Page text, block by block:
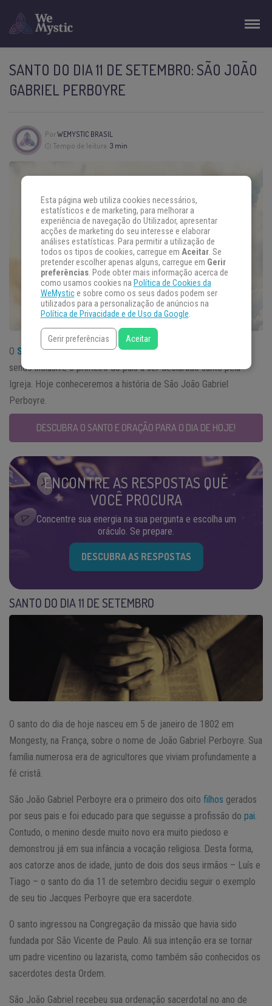
SANTO DO DIA 11 DE SETEMBRO: SÃO JOÃO
GABRIEL PERBOYRE
PorWEMYSTIC BRASIL
Tempo de leitura: 3 min
O Santo do Dia11 de setembro foi um missionário na China,
sendo inclusive o primeiro do país a ser declarado santo pela
Igreja. Hoje conheceremos a história de São João Gabriel
Perboyre.
DESCUBRA O SANTO E ORAÇÃO PARA O DIA DE HOJE!
ENCONTRE AS RESPOSTAS QUE
VOCÊ PROCURA
Concentre sua energia na sua pergunta e escolha um
oráculo. Se prepare.
DESCUBRA AS RESPOSTAS
SANTO DO DIA 11 DE SETEMBRO
O santo do dia de hoje nasceu em 5 de janeiro de 1802 em
Mongesty, na França, sobre o nome de João Gabriel Perboyre. Sua
família numerosa era de agricultores que viviam profundamente a
fé cristã.
São João Gabriel Perboyre era o primeiro dos oito filhos gerados
por seus pais e foi educado para que seguisse a profissão do pai
Contudo, o menino desde muito novo era muito piedoso e
demonstrou já em sua infância a vocação religiosa. Desta forma,
aos catorze anos de idade, junto de dois dos seus irmãos – Luís e
Tiago – o santo do dia 11 de setembro decidiu seguir o exemplo
de seu tio Jacques Perboyre que era sacerdote.
O santo ingressou na Congregação da missão que havia sido
fundada por São Vicente de Paulo. Ali sua intenção era se tornar
um padre vicentino ou lazarista, como também são conhecidos os
sacerdotes desta Ordem.
São João Gabriel recebeu sua ordenação sacerdotal no ano de
Esta página web utiliza cookies necessários,
estatísticos e de marketing, para melhorar a
experiência de navegação do Utilizador, apresentar
acções de marketing do seu interesse e elaborar
análises estatísticas. Para permitir a utilização de
todos os tipos de cookies, carregue em Aceitar. Se
pretender escolher apenas alguns, carregue em Gerir
preferências. Pode obter mais informação acerca de
como usamos cookies na Política de Cookies da
WeMystice sobre como os seus dados podem ser
utilizados para a personalização de anúncios na
Política de Privacidade e de Uso da Google.
Gerir preferências Aceitar